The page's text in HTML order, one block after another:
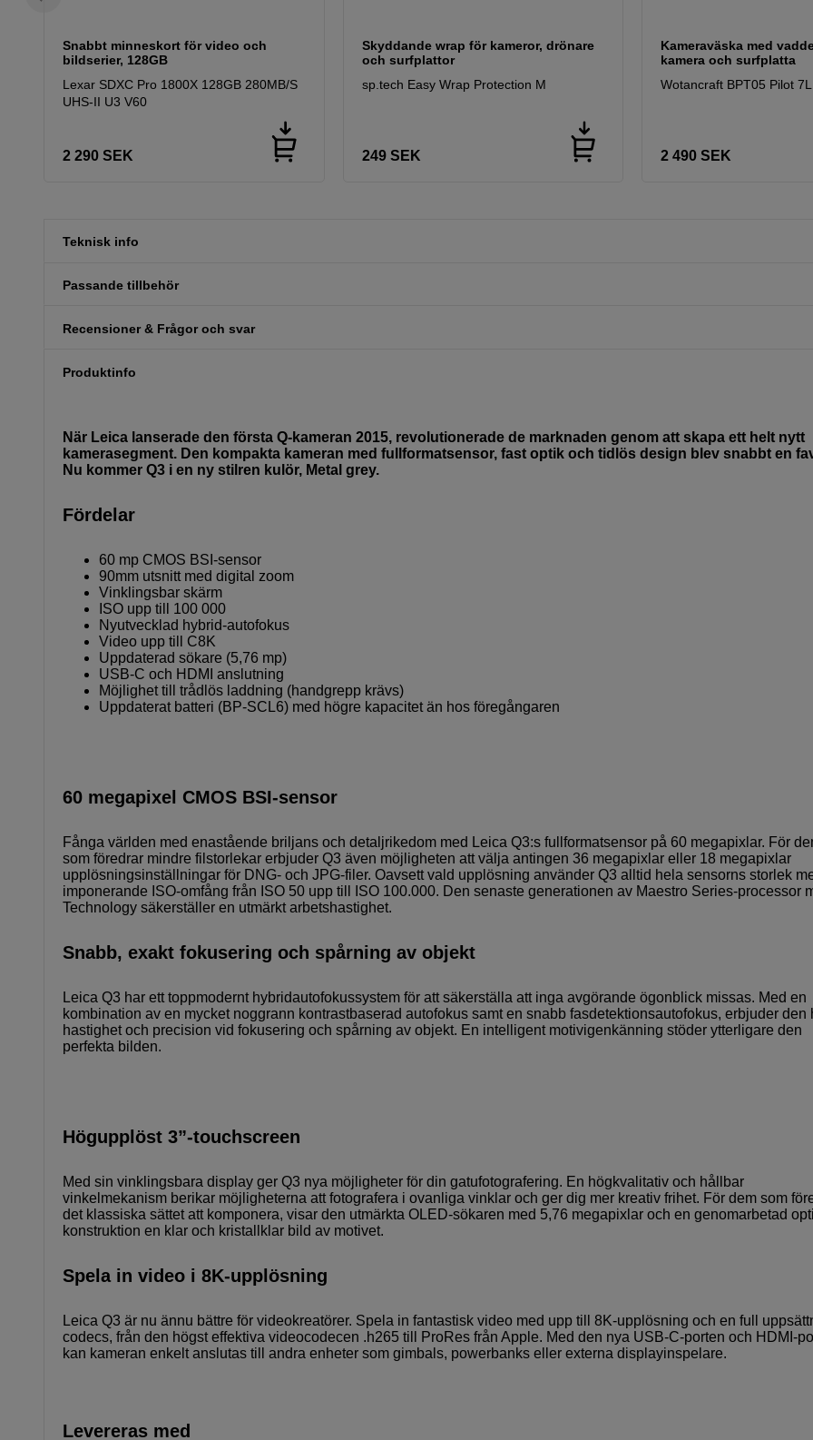
Snabbt minneskort för video och
bildserier, 128GB
Lexar SDXC Pro 1800X 128GB 280MB/S
UHS-II U3 V60
2 290 SEK
Skyddande wrap för kameror, drönare
och surfplattor
sp.tech Easy Wrap Protection M
249 SEK
Kameraväska med
kamera och surfplatta
Wotancraft BPT05 Pilot
2 490 SEK
Teknisk info
Passande tillbehör
Recensioner & Frågor och svar
Produktinfo
När Leica lanserade den första Q-kameran 2015, revolutionerade de marknaden genom att skapa ett helt nytt
kamerasegment. Den kompakta kameran med fullformatsensor, fast optik och tidlös design blev snabbt en
Nu kommer Q3 i en ny stilren kulör, Metal grey.
Fördelar
60 mp CMOS BSI-sensor
90mm utsnitt med digital zoom
Vinklingsbar skärm
ISO upp till 100 000
Nyutvecklad hybrid-autofokus
Video upp till C8K
Uppdaterad sökare (5,76 mp)
USB-C och HDMI anslutning
Möjlighet till trådlös laddning (handgrepp krävs)
Uppdaterat batteri (BP-SCL6) med högre kapacitet än hos föregångaren
60 megapixel CMOS BSI-sensor
Fånga världen med enastående briljans och detaljrikedom med Leica Q3:s fullformatsensor på 60 megapixlar. För
som föredrar mindre filstorlekar erbjuder Q3 även möjligheten att välja antingen 36 megapixlar eller 18 megapixlar
upplösningsinställningar för DNG- och JPG-filer. Oavsett vald upplösning använder Q3 alltid hela sensorns storlek
imponerande ISO-omfång från ISO 50 upp till ISO 100.000. Den senaste generationen av Maestro Series-processor
Technology säkerställer en utmärkt arbetshastighet.
Snabb, exakt fokusering och spårning av objekt
Leica Q3 har ett toppmodernt hybridautofokussystem för att säkerställa att inga avgörande ögonblick missas. Med en
kombination av en mycket noggrann kontrastbaserad autofokus samt en snabb fasdetektionsautofokus, erbjuder den
hastighet och precision vid fokusering och spårning av objekt. En intelligent motivigenkänning stöder ytterligare den
perfekta bilden.
Högupplöst 3”-touchscreen
Med sin vinklingsbara display ger Q3 nya möjligheter för din gatufotografering. En högkvalitativ och hållbar
vinkelmekanism berikar möjligheterna att fotografera i ovanliga vinklar och ger dig mer kreativ frihet. För dem som
det klassiska sättet att komponera, visar den utmärkta OLED-sökaren med 5,76 megapixlar och en genomarbetad
konstruktion en klar och kristallklar bild av motivet.
Spela in video i 8K-upplösning
Leica Q3 är nu ännu bättre för videokreatörer. Spela in fantastisk video med upp till 8K-upplösning och en full
codecs, från den högst effektiva videocodecen .h265 till ProRes från Apple. Med den nya USB-C-porten och HDMI-
kan kameran enkelt anslutas till andra enheter som gimbals, powerbanks eller externa displayinspelare.
Levereras med